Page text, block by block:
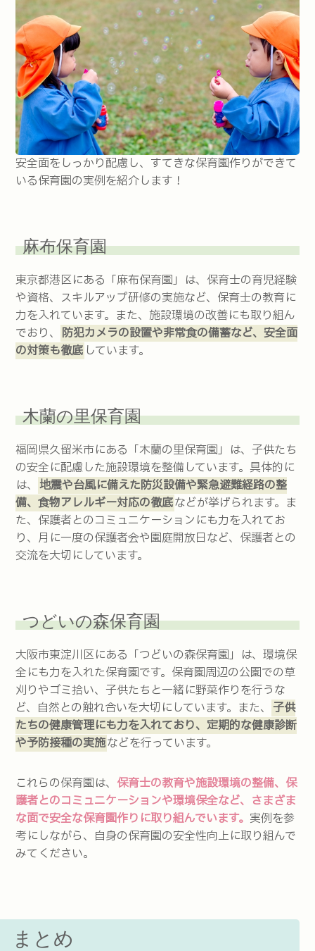
安全面をしっかり配慮し、すてきな保育園作りができて
いる保育園の実例を紹介します！
麻布保育園
東京都港区にある「麻布保育園」は、保育士の育児経験
や資格、スキルアップ研修の実施など、保育士の教育に
力を入れています。また、施設環境の改善にも取り組ん
でおり、 防犯カメラの設置や非常食の備蓄など、安全面
の対策も徹底 しています。
木蘭の里保育園
福岡県久留米市にある「木蘭の里保育園」は、子供たち
の安全に配慮した施設環境を整備しています。具体的に
は、 地震や台風に備えた防災設備や緊急避難経路の整
備、食物アレルギー対応の徹底などが挙げられます。ま
た、保護者とのコミュニケーションにも力を入れてお
り、月に一度の保護者会や園庭開放日など、保護者との
交流を大切にしています。
つどいの森保育園
大阪市東淀川区にある「つどいの森保育園」は、環境保
全にも力を入れた保育園です。保育園周辺の公園での草
刈りやゴミ拾い、子供たちと一緒に野菜作りを行うな
ど、自然との触れ合いを大切にしています。また、 子供
たちの健康管理にも力を入れており、定期的な健康診断
や予防接種の実施などを行っています。
これらの保育園は、 保育士の教育や施設環境の整備、保
護者とのコミュニケーションや環境保全など、さまざま
な面で安全な保育園作りに取り組んでいます。 実例を参
考にしながら、自身の保育園の安全性向上に取り組んで
みてください。
まとめ